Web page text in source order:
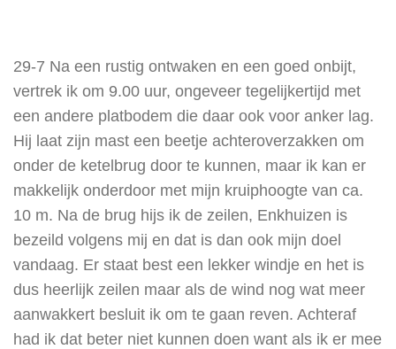
29-7 Na een rustig ontwaken en een goed onbijt,
vertrek ik om 9.00 uur, ongeveer tegelijkertijd met
een andere platbodem die daar ook voor anker lag.
Hij laat zijn mast een beetje achteroverzakken om
onder de ketelbrug door te kunnen, maar ik kan er
makkelijk onderdoor met mijn kruiphoogte van ca.
10 m. Na de brug hijs ik de zeilen, Enkhuizen is
bezeild volgens mij en dat is dan ook mijn doel
vandaag. Er staat best een lekker windje en het is
dus heerlijk zeilen maar als de wind nog wat meer
aanwakkert besluit ik om te gaan reven. Achteraf
had ik dat beter niet kunnen doen want als ik er mee